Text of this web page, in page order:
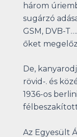
három
sugárzó
GSM, DVB-
őket
De,
rövid-. és
1936-os
Az Egyesült